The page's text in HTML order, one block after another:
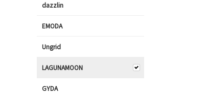
dazzlin
EMODA
Ungrid
LAGUNAMOON
GYDA